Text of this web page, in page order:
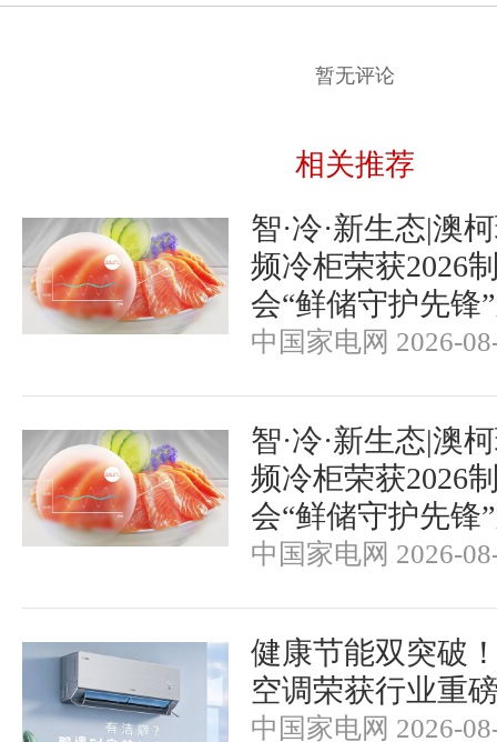
暂无评论
相关推荐
智·冷·新生态|澳
频冷柜荣获2026
会“鲜储守护先锋
中国家电网 2026-
智·冷·新生态|澳
频冷柜荣获2026
会“鲜储守护先锋
中国家电网 2026-
健康节能双突破
空调荣获行业重
中国家电网 2026-